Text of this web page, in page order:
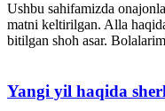
Ushbu sahifamizda
matni keltirilgan. Alla
bitilgan shoh asar.
Yangi yil haqida